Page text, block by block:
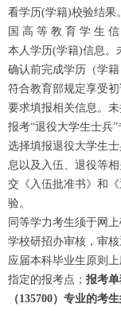
看学历(学籍)校验结果
国 高 等 教 育 学 生
本人学历(学籍)信息。
确认前完成学历（学籍
符合教育部规定享受
要求填报相关信息。
报考“退役大学生士兵
选择填报退役大学生
息以及入伍、退役等
交《入伍批准书》和
验。
同等学力考生须于网
学校研招办审核，审
应届本科毕业生原则
指定的报考点； 报考
（135700）专业的考